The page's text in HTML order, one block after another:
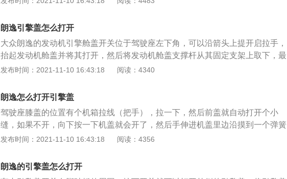
动力。根据冷却方式不同，可以分为水冷式引擎和风冷式引擎。根据点火方式不
同，可以分为压燃式引擎和点燃式引擎，汽车的引擎盖打开之后可以查看汽车前
机盖内的零部件状态，也可以散热。
朗逸引擎盖怎么打开
大众朗逸的发动机引擎舱盖开关位于驾驶座左下角，可以沿箭头上提开启拉手，
抬起发动机舱盖并将其打开，然后将发动机舱盖支撑杆从其固定支架上取下，最
后将发动机舱盖支撑杆挂入示发动机舱盖的凹槽里。关闭发动机舱盖：将发动机
较低位置，最后松手让发动机舱盖落到锁紧装置中。如果发动机舱盖未完全关
闭，将发动机舱盖重新打开，然后按上面的步骤正确关闭。注意事项：1、若可
见蒸汽或冷却液逸出发动机舱，则切不可打开发动机舱盖。待无蒸汽、烟雾或冷
却液逸出发动机舱，并待发动机冷却后方可打开舱盖；2、关闭舱盖后应检查一
下舱盖是否正确关好，关好后的舱盖应与邻接车身齐平；3、为了避免损坏发动
机舱盖。
发布时间：2021-11-10 16:43:18 阅读：4340
朗逸怎么打开引擎盖
驾驶座膝盖的位置有个机箱拉线（把手），拉一下，然后前盖就自动打开个小
缝，如果不开，向下按一下机盖就会开了，然后手伸进机盖里边沿摸到一个弹簧
的卡销，拨开就行了，所有的车几乎都是这个过程。朗逸动力方面含有1.4T、1.5
机的最大功率为85kW(116PS)，最大扭矩为150Nm，搭配的则是来自爱信的AQ2
506速自动变速箱和5挡手动。1.4T发动机最大功率110kW(150PS)，最大扭矩25
发布时间：2021-11-10 16:43:18 阅读：4356
朗逸的引擎盖怎么打开